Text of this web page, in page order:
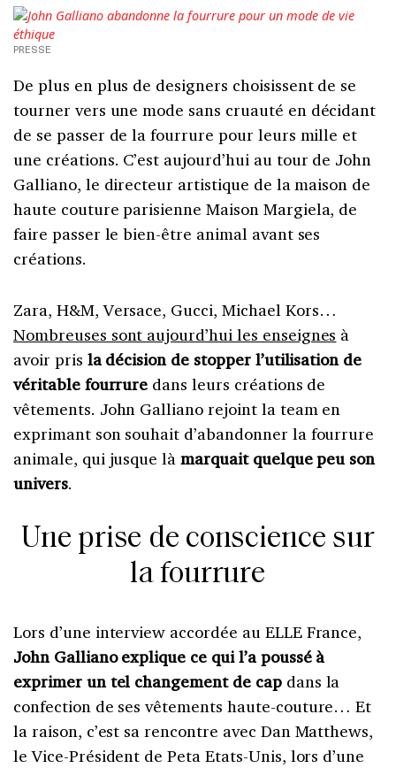
PRESSE
De plus en plus de designers choisissent de se
tourner vers une mode sans cruauté en décidant
de se passer de la fourrure pour leurs mille et
une créations. C’est aujourd’hui au tour de John
Galliano, le directeur artistique de la maison de
haute couture parisienne Maison Margiela, de
faire passer le bien-être animal avant ses
créations.
Zara, H&M, Versace, Gucci, Michael Kors…
Nombreuses sont aujourd’hui les enseignes à
avoir pris la décision de stopper l’utilisation de
véritable fourrure dans leurs créations de
vêtements. John Galliano rejoint la team en
exprimant son souhait d’abandonner la fourrure
animale, qui jusque làmarquait quelque peu son
univers.
Une prise de conscience sur
la fourrure
Lors d’une interview accordée au ELLE France,
John Galliano explique ce qui l’a poussé à
exprimer un tel changement de capdans la
confection de ses vêtements haute-couture… Et
la raison, c’est sa rencontre avec Dan Matthews,
le Vice-Président de Peta Etats-Unis, lors d’une